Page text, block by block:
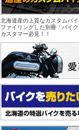
北海道産の上質なカスタムバ
ファイリングした別冊「バイ
カスタマー必見！！